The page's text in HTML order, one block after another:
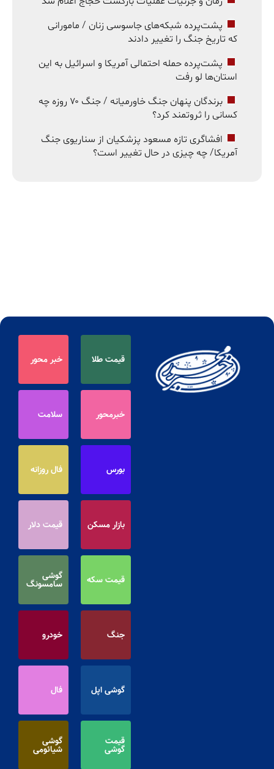
پشت‌پرده شبکه‌های جاسوسی زنان / مامورانی
که تاریخ جنگ را تغییر دادند
پشت‌پرده حمله احتمالی آمریکا و اسرائیل به این
استان‌ها لو رفت
برندگان پنهان جنگ خاورمیانه / جنگ ۷۰ روزه چه
کسانی را ثروتمند کرد؟
افشاگری تازه مسعود پزشکیان از سناریوی جنگ
آمریکا/ چه چیزی در حال تغییر است؟
قیمت طلا خبر محور
خبرمحور سلامت
بورس فال روزانه
بازار مسکن قیمت دلار
قیمت سکه گوشی
سامسونگ
جنگ خودرو
گوشی اپل فال
قیمت
گوشی
گوشی
شیائومی